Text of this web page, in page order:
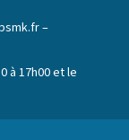
–
à 17h00 et le